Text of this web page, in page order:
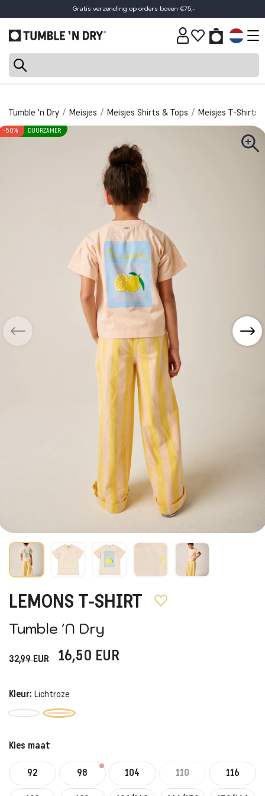
Gratis verzending op orders boven €75,-
30 dagen retourtermijn
Tumble 'n Dry Meisjes Meisjes Shirts & Tops Meisjes T-Shirts
-50% DUURZAMER
LEMONS T-SHIRT
Tumble 'N Dry
32,99EUR 16,50 EUR
Kleur: Lichtroze
Kies maat
92 98 104 110 116